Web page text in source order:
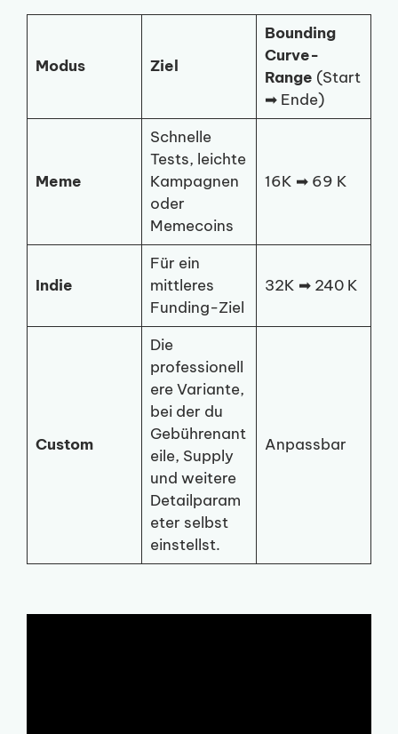
Modus Ziel
Bounding
Curve-
Range (Start
➡ Ende)
Meme
Schnelle
Tests, leichte
Kampagnen
oder
Memecoins
16K ➡ 69 K
Indie
Für ein
mittleres
Funding-Ziel
32K ➡ 240 K
Custom
Die
professionell
ere Variante,
bei der du
Gebührenant
eile, Supply
und weitere
Detailparam
eter selbst
einstellst.
Anpassbar